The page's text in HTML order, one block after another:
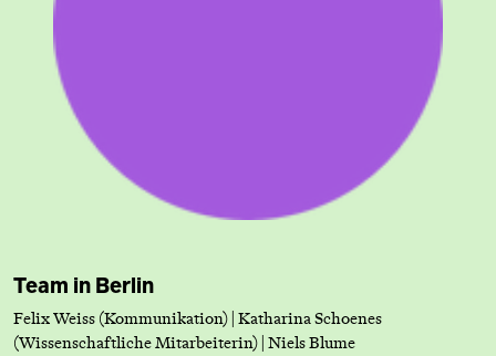
Team in Berlin
Felix Weiss (Kommunikation) | Katharina Schoenes
(Wissenschaftliche Mitarbeiterin) | Niels Blume